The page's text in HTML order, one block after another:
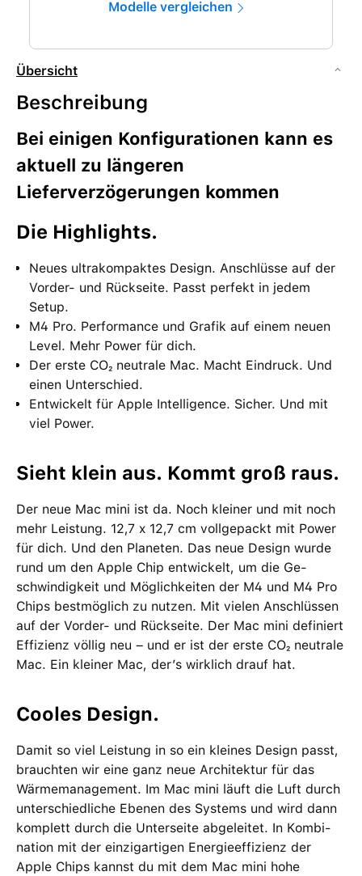
Modelle vergleichen
Übersicht
Beschreibung
Bei einigen Konfigurationen kann es
aktuell zu längeren
Lieferverzögerungen kommen
Die High­lights.
Neues ultrakompaktes Design. Anschlüsse auf der
Vorder- und Rück­seite. Passt perfekt in jedem
Setup.
M4 Pro. Performance und Grafik auf einem neuen
Level. Mehr Power für dich.
Der erste CO₂ neutrale Mac. Macht Eindruck. Und
einen Unter­schied.
Entwickelt für Apple Intelligence. Sicher. Und mit
viel Power.
Sieht klein aus. Kommt groß raus.
Der neue Mac mini ist da. Noch kleiner und mit noch
mehr Leistung. 12,7 x 12,7 cm voll­gepackt mit Power
für dich. Und den Planeten. Das neue Design wurde
rund um den Apple Chip ent­wi­ckelt, um die Ge­
schwin­dig­keit und Möglich­keiten der M4 und M4 Pro
Chips bestmög­lich zu nutzen. Mit vielen Anschlüssen
auf der Vorder- und Rück­seite. Der Mac mini definiert
Effizienz völlig neu – und er ist der erste CO₂ neutrale
Mac. Ein kleiner Mac, der’s wirklich drauf hat.
Cooles Design.
Damit so viel Leistung in so ein kleines Design passt,
brauchten wir eine ganz neue Archi­tektur für das
Wärme­management­. Im Mac mini läuft die Luft durch
unter­schied­liche Ebenen des Systems und wird dann
komplett durch die Unterseite abgeleitet. In Kombi­
nation mit der einzig­artigen Energie­effizienz der
Apple Chips kannst du mit dem Mac mini hohe